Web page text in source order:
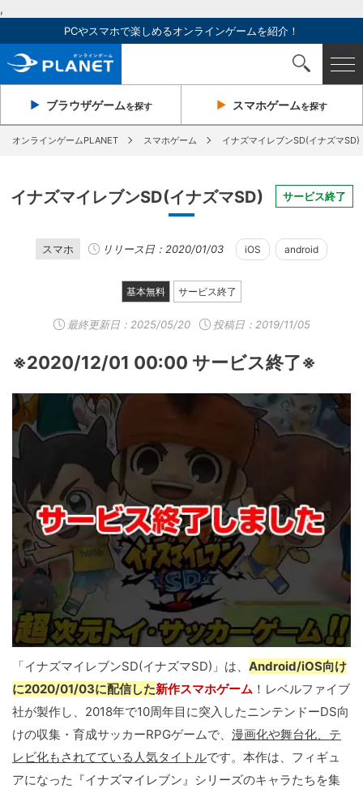
,
PCやスマホで楽しめるオンラインゲームを紹介！
ブラウザゲームを探す スマホゲームを探す
オンラインゲームPLANET スマホゲーム イナズマイレブンSD(イナズマSD)
イナズマイレブンSD(イナズマSD) サービス終了
スマホ リリース日：2020/01/03 iOS android
基本無料 サービス終了
最終更新日： 2025/05/20 投稿日：2019/11/05
※2020/12/01 00:00 サービス終了※
「イナズマイレブンSD(イナズマSD)」は、 Android/iOS向け
に2020/01/03に配信した新作スマホゲーム ！レベルファイブ
社が製作し、2018年で10周年目に突入したニンテンドーDS向
けの収集・育成サッカーRPGゲームで、 漫画化や舞台化、テ
レビ化もされてている人気タイトルです。本作は、フィギュ
アになった『イナズマイレブン』シリーズのキャラたちを集